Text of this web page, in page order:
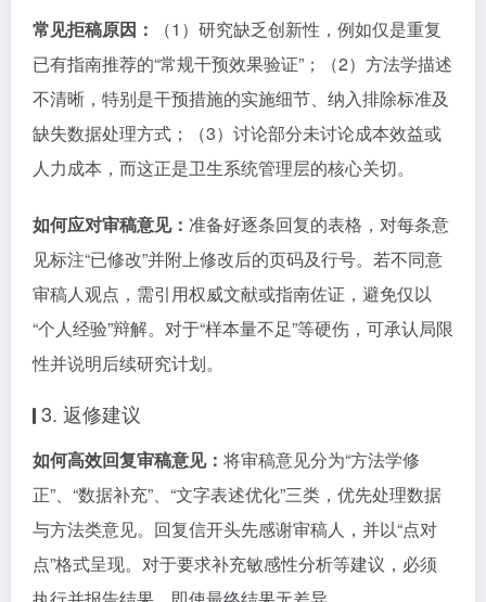
常见拒稿原因：
（1）研究缺乏创新性，例如仅是重复
已有指南推荐的“常规干预效果验证”；（2）方法学描述
不清晰，特别是干预措施的实施细节、纳入排除标准及
缺失数据处理方式；（3）讨论部分未讨论成本效益或
人力成本，而这正是卫生系统管理层的核心关切。
如何应对审稿意见： 准备好逐条回复的表格，对每条意
见标注“已修改”并附上修改后的页码及行号。若不同意
审稿人观点，需引用权威文献或指南佐证，避免仅以
“个人经验”辩解。对于“样本量不足”等硬伤，可承认局限
性并说明后续研究计划。
3. 返修建议
如何高效回复审稿意见： 将审稿意见分为“方法学修
正”、“数据补充”、“文字表述优化”三类，优先处理数据
与方法类意见。回复信开头先感谢审稿人，并以“点对
点”格式呈现。对于要求补充敏感性分析等建议，必须